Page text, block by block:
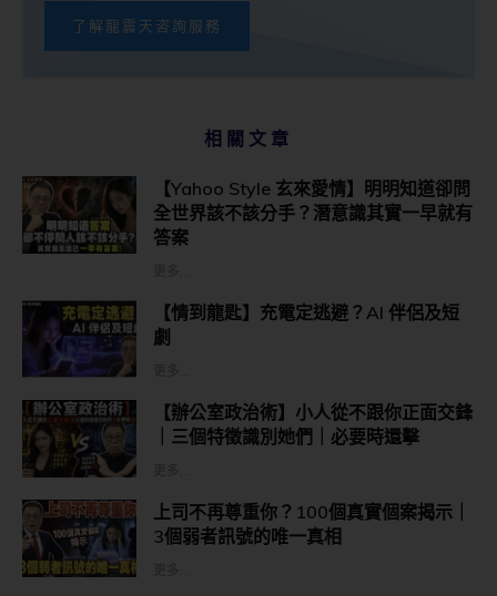
了解龍震天咨詢服務
相關文章
【Yahoo Style 玄來愛情】明明知道卻問
全世界該不該分手？潛意識其實一早就有
答案
【情到龍匙】充電定逃避？AI 伴侶及短
劇
【辦公室政治術】小人從不跟你正面交鋒
｜三個特徵識別她們｜必要時還擊
上司不再尊重你？100個真實個案揭示｜
3個弱者訊號的唯一真相